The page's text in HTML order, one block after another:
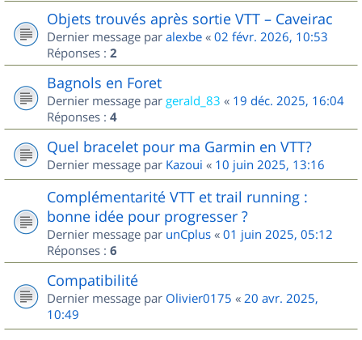
Objets trouvés après sortie VTT – Caveirac
Dernier message par alexbe « 02 févr. 2026, 10:53
Réponses : 2
Bagnols en Foret
Dernier message par gerald_83 « 19 déc. 2025, 16:04
Réponses : 4
Quel bracelet pour ma Garmin en VTT?
Dernier message par Kazoui « 10 juin 2025, 13:16
Complémentarité VTT et trail running :
bonne idée pour progresser ?
Dernier message par unCplus « 01 juin 2025, 05:12
Réponses : 6
Compatibilité
Dernier message par Olivier0175 « 20 avr. 2025,
10:49